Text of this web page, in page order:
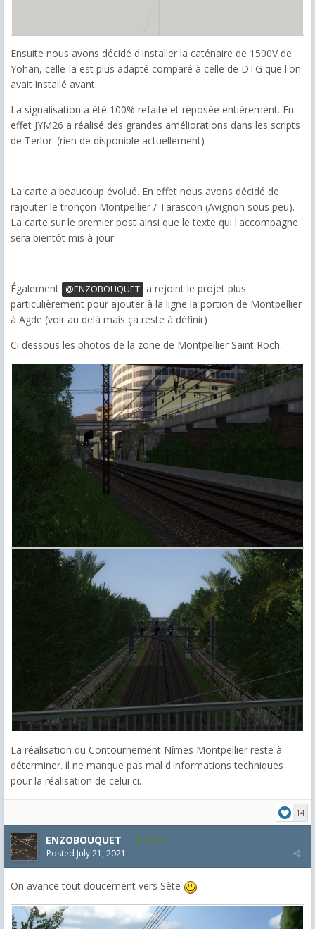
Ensuite nous avons décidé d'installer la caténaire de 1500V de
Yohan, celle-la est plus adapté comparé à celle de DTG que l'on
avait installé avant.
La signalisation a été 100% refaite et reposée entièrement. En
effet JYM26 a réalisé des grandes améliorations dans les scripts
de Terlor. (rien de disponible actuellement)
La carte a beaucoup évolué. En effet nous avons décidé de
rajouter le tronçon Montpellier / Tarascon (Avignon sous peu).
La carte sur le premier post ainsi que le texte qui l'accompagne
sera bientôt mis à jour.
Également @ENZOBOUQUET a rejoint le projet plus
particulièrement pour ajouter à la ligne la portion de Montpellier
à Agde (voir au delà mais ça reste à définir)
Ci dessous les photos de la zone de Montpellier Saint Roch.
La réalisation du Contournement Nîmes Montpellier reste à
déterminer. il ne manque pas mal d'informations techniques
pour la réalisation de celui ci.
14
ENZOBOUQUET 4,104
Posted July 21, 2021
On avance tout doucement vers Sète